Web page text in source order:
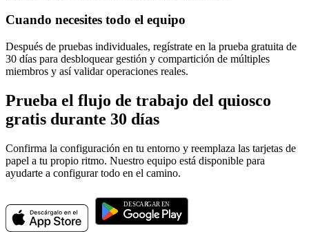
Cuando necesites todo el equipo
Después de pruebas individuales, regístrate en la prueba gratuita de
30 días para desbloquear gestión y compartición de múltiples
miembros y así validar operaciones reales.
Prueba el flujo de trabajo del quiosco
gratis durante 30 días
Confirma la configuración en tu entorno y reemplaza las tarjetas de
papel a tu propio ritmo. Nuestro equipo está disponible para
ayudarte a configurar todo en el camino.